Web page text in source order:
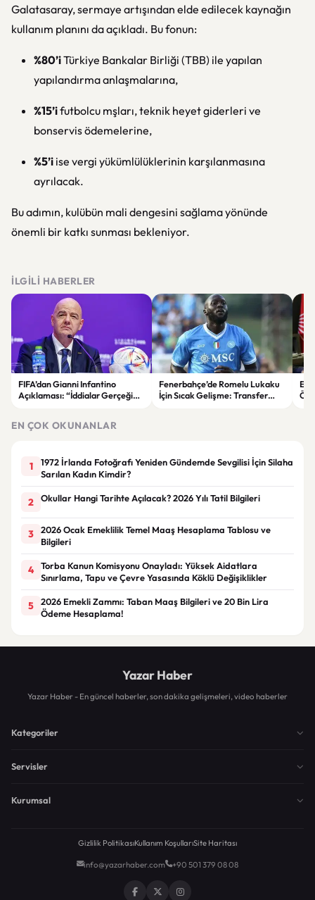
Galatasaray, sermaye artışından elde edilecek kaynağın
kullanım planını da açıkladı. Bu fonun:
%80’iTürkiye Bankalar Birliği (TBB) ile yapılan
yapılandırma anlaşmalarına,
%15’ifutbolcu mşları, teknik heyet giderleri ve
bonservis ödemelerine,
%5’i ise vergi yükümlülüklerinin karşılanmasına
ayrılacak.
Bu adımın, kulübün mali dengesini sağlama yönünde
önemli bir katkı sunması bekleniyor.
İLGILI HABERLER
FIFA’dan Gianni Infantino
Açıklaması: “İddialar Gerçeği
Fenerbahçe’de Romelu Lukaku
İçin Sıcak Gelişme: Transfer
EN ÇOK OKUNANLAR
1
1972 İrlanda Fotoğrafı Yeniden Gündemde Sevgilisi İçin Silaha
Sarılan Kadın Kimdir?
2 Okullar Hangi Tarihte Açılacak? 2026 Yılı Tatil Bilgileri
3
2026 Ocak Emeklilik Temel Maaş Hesaplama Tablosu ve
Bilgileri
4
Torba Kanun Komisyonu Onayladı: Yüksek Aidatlara
Sınırlama, Tapu ve Çevre Yasasında Köklü Değişiklikler
5
2026 Emekli Zammı: Taban Maaş Bilgileri ve 20 Bin Lira
Ödeme Hesaplama!
Yazar Haber
Yazar Haber - En güncel haberler, son dakika gelişmeleri, video haberler
Kategoriler
Servisler
Kurumsal
Gizlilik PolitikasıKullanım KoşullarıSite Haritası
info@yazarhaber.com +90 501 379 08 08